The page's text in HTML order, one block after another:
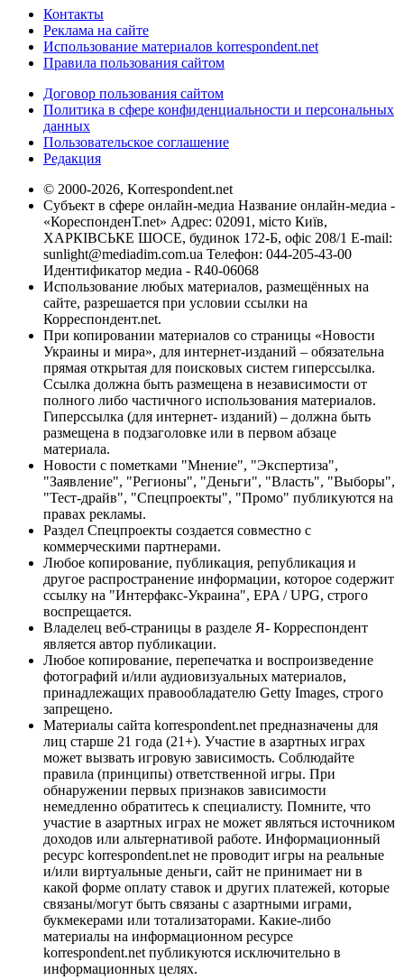
Контакты
Реклама на сайте
Использование материалов korrespondent.net
Правила пользования сайтом
Договор пользования сайтом
Политика в сфере конфиденциальности и персональных
данных
Пользовательское соглашение
Редакция
© 2000-2026, Korrespondent.net
Субъект в сфере онлайн-медиа Название онлайн-медиа -
«КореспонденТ.net» Адрес: 02091, місто Київ,
ХАРКІВСЬКЕ ШОСЕ, будинок 172-Б, офіс 208/1 E-mail:
sunlight@mediadim.com.ua Телефон: 044-205-43-00
Идентификатор медиа - R40-06068
Использование любых материалов, размещённых на
сайте, разрешается при условии ссылки на
Корреспондент.net.
При копировании материалов со страницы «Новости
Украины и мира», для интернет-изданий – обязательна
прямая открытая для поисковых систем гиперссылка.
Ссылка должна быть размещена в независимости от
полного либо частичного использования материалов.
Гиперссылка (для интернет- изданий) – должна быть
размещена в подзаголовке или в первом абзаце
материала.
Новости с пометками "Мнение", "Экспертиза",
"Заявление", "Регионы", "Деньги", "Власть", "Выборы",
"Тест-драйв", "Спецпроекты", "Промо" публикуются на
правах рекламы.
Раздел Спецпроекты создается совместно с
коммерческими партнерами.
Любое копирование, публикация, републикация и
другое распространение информации, которое содержит
ссылку на "Интерфакс-Украина", EPA / UPG, строго
воспрещается.
Владелец веб-страницы в разделе Я- Корреспондент
является автор публикации.
Любое копирование, перепечатка и воспроизведение
фотографий и/или аудиовизуальных материалов,
принадлежащих правообладателю Getty Images, строго
запрещено.
Материалы сайта korrespondent.net предназначены для
лиц старше 21 года (21+). Участие в азартных играх
может вызвать игровую зависимость. Соблюдайте
правила (принципы) ответственной игры. При
обнаружении первых признаков зависимости
немедленно обратитесь к специалисту. Помните, что
участие в азартных играх не может являться источником
доходов или альтернативой работе. Информационный
ресурс korrespondent.net не проводит игры на реальные
и/или виртуальные деньги, сайт не принимает ни в
какой форме оплату ставок и других платежей, которые
связаны/могут быть связаны с азартными играми,
букмекерами или тотализаторами. Какие-либо
материалы на информационном ресурсе
korrespondent.net публикуются исключительно в
информационных целях.